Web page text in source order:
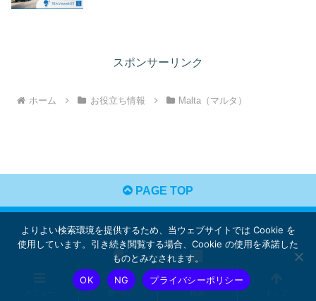
スポンサーリンク
ホーム お役立ち情報 Malta（マルタ）
PAGE TOP
プライバシーポリシー
お問合せ
ホーム 検索
よりよい検索環境を提供するため、当ウェブサイトでは Cookie を
使用しています。引き続き閲覧する場合、Cookie の使用を承諾した
ものとみなされます。
OK
NG プライバシーポリシー